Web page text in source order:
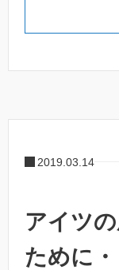
2019.03.14
アイツ
ために・